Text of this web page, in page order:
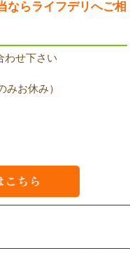
ならライフデリへご相
わせ下さい
みお休み）